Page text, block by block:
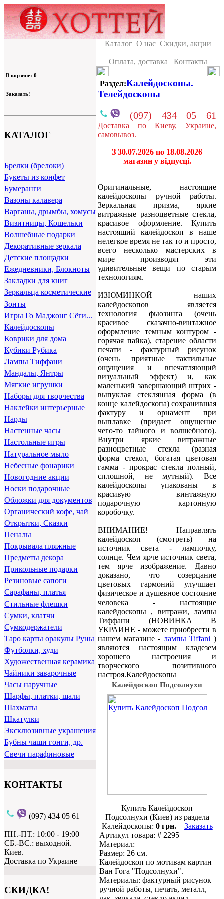
В корзине: 0
Заказать!
КАТАЛОГ
Брелки (брелоки)
Букеты из конфет
Бумеранги
Вазоны калавера
Варганы, дрымбы, хомусы
Визитницы, Кошельки
Волшебные подарки
Декоративные зеркала
Детские площадки
Ежедневники, Блокноты
Закладки для книг
Зеркальца косметические
Зонты
Игры Го Маджонг Сёги...
Калейдоскопы
Коврики для дома
Кубики Рубика
Лампы Тиффани
Мандалы, Янтры
Мягкие игрушки
Наборы для творчества
Наклейки интерьерные
Нарды
Настенные часы
Настольные игры
Натуральное мыло
Небесные фонарики
Новогодние акции
Носки подарочные
Обложки для документов
Органический кофе, чай
Открытки, Сказки
Пеналы
Покрывала пляжные
Предметы декора
Прикольные подарки
Резиновые сапоги
Сарафаны, платья
Стильные флешки
Сумки, клатчи
Сумкодержатели
Таро карты оракулы Руны
Футболки, худи
Художественная керамика
Чайники заварочные
Часы наручные
Шарфы, платки, шали
Шахматы
Шкатулки
Эксклюзивные украшения
Бубны чаши гонги, др.
Свечи парафиновые
КОНТАКТЫ
(097) 434 05 61
ПН.-ПТ.: 10:00 - 19:00
СБ.-ВС.: выходной.
Киев.
Доставка по Украине
СКИДКА!
Каталог О нас Скидки, акции
Оплата, доставка Контакты
Раздел:Калейдоскопы.
Телейдоскопы
(097) 434 05 61
Доставка по Киеву, Украине,
самовывоз.
З 30.07.2026 по 18.08.2026
магазин у відпусці.
Оригинальные, настоящие
калейдоскопы ручной работы.
Зеркальная призма, яркие
витражные разноцветные стекла,
красивое оформление. Купить
настоящий калейдоскоп в наше
нелегкое время не так то и просто,
всего несколько мастерских в
мире производят эти
удивительные вещи по старым
технологиям.
ИЗЮМИНКОЙ наших
калейдоскопов является
технология фьюзинга (очень
красивое сказачно-винтажное
оформление темным контуром -
горячая пайка), старение области
печати - фактурный рисунок
(очень приятные тактильные
ощущения и впечатляющий
визуальный эффект) и, как
маленький завершающий штрих -
выпуклая стеклянная форма (в
конце калейдоскопа) сохранившая
фактуру и орнамент при
выплавке (придает ощущение
чего-то тайного и волшебного).
Внутри яркие витражные
разноцветные стекла (разная
форма стекол, богатая цветовая
гамма - прокрас стекла полный,
сплошной, не мутный). Все
калейдоскопы упакованы в
красивую винтажную
подарочную картонную
коробочку.
ВНИМАНИЕ! Направлять
калейдоскоп (смотреть) на
источник света - лампочку,
солнце. Чем ярче источник света,
тем ярче изображение. Давно
доказано, что созерцание
цветовых гармоний улучшает
физическое и душевное состояние
человека - настоящие
калейдоскопы , витражи, лампы
Тиффани (НОВИНКА В
УКРАИНЕ - можете приобрести в
нашем магазине - лампы Tiffani )
являются настоящим кладезем
хорошего настроения и
творческого позитивного
настроя.Калейдоскопы
Калейдоскоп Подсолнухи
Купить Калейдоскоп
Подсолнухи (Киев) из раздела
Калейдоскопы: 0 грн.
Заказать
Артикул товара: # 2295
Материал:
Размер: 26 см.
Калейдоскоп по мотивам картин
Ван Гога "Подсолнухи".
Материалы: фактурный рисунок
ручной работы, печать, металл,